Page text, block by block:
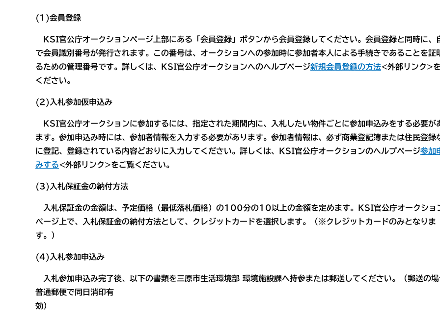
(1)会員登録
KSI官公庁オークションページ上部にある「会員登録」ボタンから会員登録してください。会員登録と同時に、
で会員識別番号が発行されます。この番号は、オークションへの参加時に参加者本人による手続きであることを証
るための管理番号です。詳しくは、KSI官公庁オークションへのヘルプページ新規会員登録の方法<外部リンク>
ください。
(2) 入札参加仮申込み
KSI官公庁オークションに参加するには、指定された期間内に、入札したい物件ごとに参加申込みをする必要が
ます。参加申込み時には、参加者情報を入力する必要があります。参加者情報は、必ず商業登記簿または住民登録
に登記、登録されている内容どおりに入力してください。詳しくは、KSI官公庁オークションのヘルプページ参加
みする<外部リンク>をご覧ください。
( 3) 入札保証金の納付方法
入札保証金の金額は、予定価格（最低落札価格）の100分の10以上の金額を定めます。KSI官公庁オークショ
ページ上で、入札保証金の納付方法として、クレジットカードを選択します。（※クレジットカードのみとなりま
す。）
(4) 入札参加申込み
入札参加申込み完了後、以下の書類を三原市生活環境部 環境施設課へ持参または郵送してください。（郵送の
普通郵便で同日消印有
効